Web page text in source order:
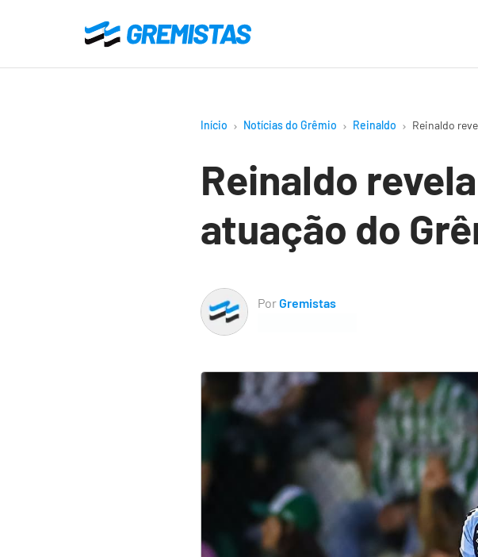
o
Gremistas
Início Notícias do Grêmio Reinaldo Reinaldo
Reinaldo
atuação do
PorGremistas